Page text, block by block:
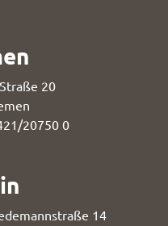
20
20750 0
14